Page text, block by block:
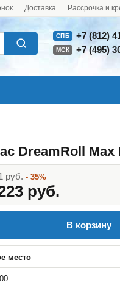
Доставка Рассрочка и
СПБ +7 (812)
МСК +7 (495)
DreamRoll Max
руб. - 35%
руб.
В корзину
место